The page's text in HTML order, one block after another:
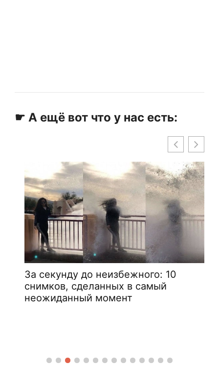
☛ А ещё вот что у нас есть:
За секунду до неизбежного: 10
снимков, сделанных в самый
неожиданный момент